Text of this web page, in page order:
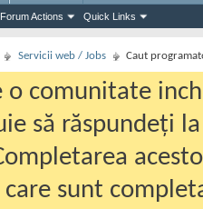
Forum Actions Quick Links
Servicii web / Jobs Caut
o comunitate
să răspundeți
sunt